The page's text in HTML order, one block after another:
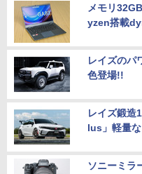
メモリ
yzen搭載
レイズのパ
色登場!!
レイズ鍛造
lus」軽量
ソニーミラ